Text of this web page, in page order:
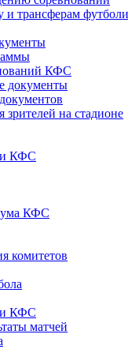
и трансферам
КФС
документы
зрителей на стадионе
КФС
КФС
комитетов
КФС
матчей